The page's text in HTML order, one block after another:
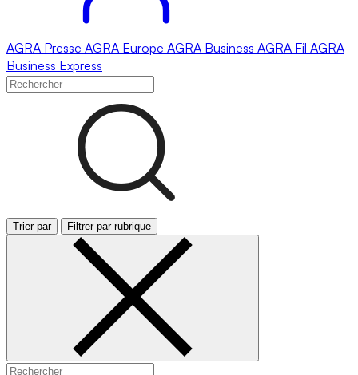
AGRA Presse AGRA Europe AGRA Business AGRA Fil AGRA
Business Express
Trier par Filtrer par rubrique